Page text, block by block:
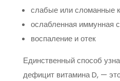
слабые или сломанные
ослабленная иммунная
воспаление и отек
Единственный способ
дефицит витамина D, —